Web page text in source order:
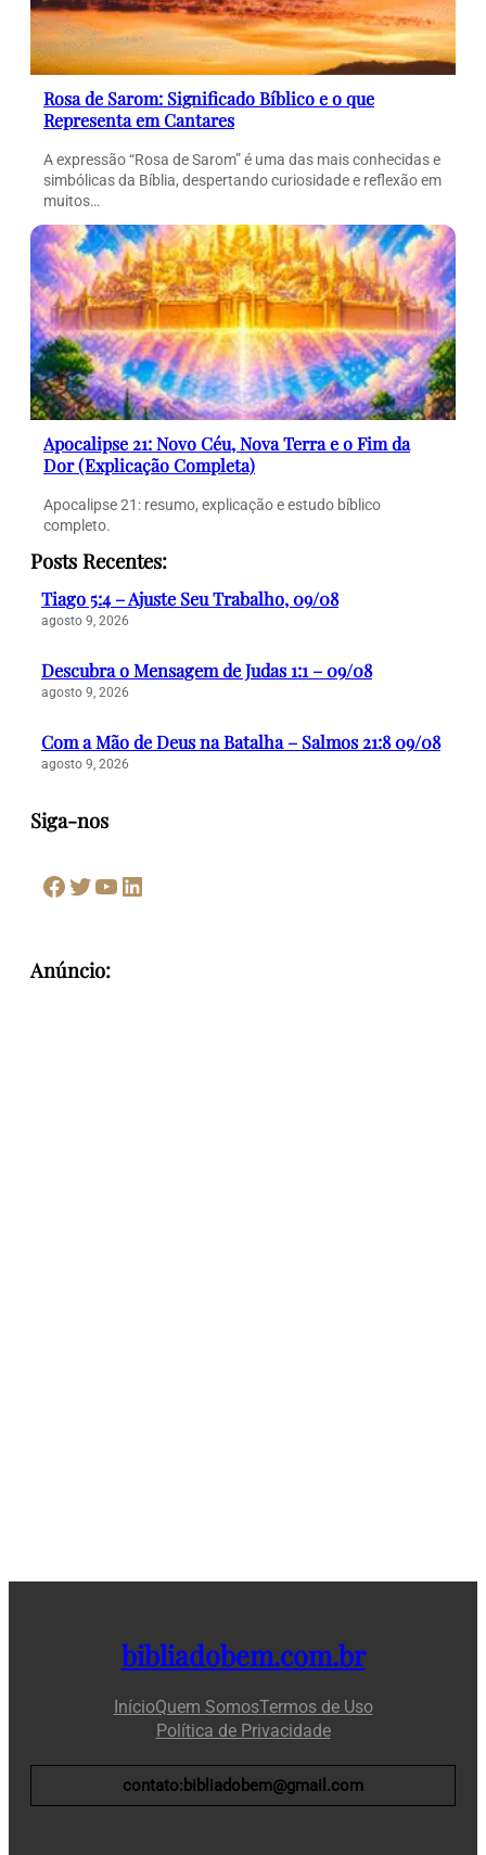
Rosa de Sarom: Significado Bíblico e o que
Representa em Cantares
A expressão “Rosa de Sarom” é uma das mais conhecidas e
simbólicas da Bíblia, despertando curiosidade e reflexão em
muitos…
Apocalipse 21: Novo Céu, Nova Terra e o Fim da
Dor (Explicação Completa)
Apocalipse 21: resumo, explicação e estudo bíblico
completo.
Posts Recentes:
Tiago 5:4 – Ajuste Seu Trabalho, 09/08
agosto 9, 2026
Descubra o Mensagem de Judas 1:1 – 09/08
agosto 9, 2026
Com a Mão de Deus na Batalha – Salmos 21:8 09/08
agosto 9, 2026
Siga-nos
Facebook Twitter Youtube LinkedIn
Anúncio:
bibliadobem.com.br
InícioQuem SomosTermos de Uso
Política de Privacidade
contato:bibliadobem@gmail.com